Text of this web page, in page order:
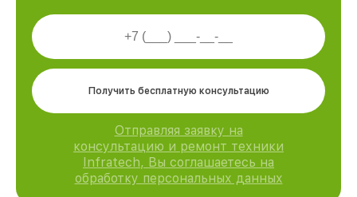
Получить бесплатную консультацию
Отправляя заявку на
консультацию и ремонт техники
Infratech, Вы соглашаетесь на
обработку персональных данных